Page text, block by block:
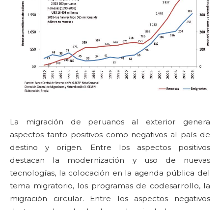
La migración de peruanos al exterior genera
aspectos tanto positivos como negativos al país de
destino y origen. Entre los aspectos positivos
destacan la modernización y uso de nuevas
tecnologías, la colocación en la agenda pública del
tema migratorio, los programas de codesarrollo, la
migración circular. Entre los aspectos negativos